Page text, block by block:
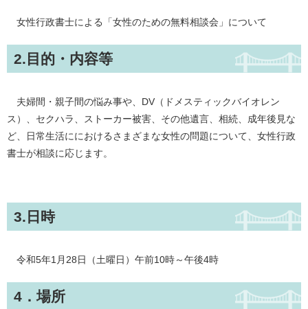
女性行政書士による「女性のための無料相談会」について
2.目的・内容等
夫婦間・親子間の悩み事や、DV（ドメスティックバイオレン
ス）、セクハラ、ストーカー被害、その他遺言、相続、成年後見な
ど、日常生活ににおけるさまざまな女性の問題について、女性行政
書士が相談に応じます。
3.日時
令和5年1月28日（土曜日）午前10時～午後4時
4．場所